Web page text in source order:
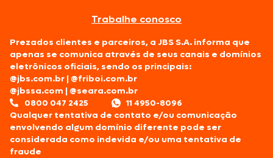
Trabalhe conosco
Prezados clientes e parceiros, a JBS S.A. informa que
apenas se comunica através de seus canais e domínios
eletrônicos oficiais, sendo os principais:
@jbs.com.br |@friboi.com.br
@jbssa.com |@seara.com.br
0800 047 2425
11 4950-8096
Qualquer tentativa de contato e/ou comunicação
envolvendo algum domínio diferente pode ser
considerada como indevida e/ou uma tentativa de
fraude